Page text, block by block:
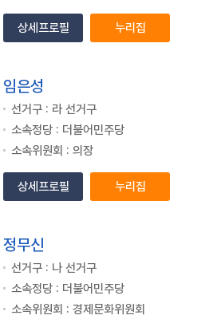
상세프로필 누리집
임은성
선거구 : 라 선거구
소속정당 : 더불어민주당
소속위원회 : 의장
상세프로필 누리집
정무신
선거구 : 나 선거구
소속정당 : 더불어민주당
소속위원회 : 경제문화위원회